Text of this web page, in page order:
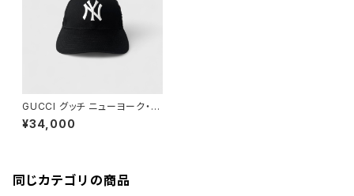
GUCCI グッチ ニューヨーク・ヤ
ンキース ベースボールキャップ
バンビ
¥34,000
同じカテゴリの商品